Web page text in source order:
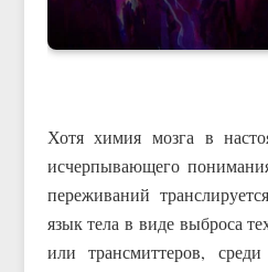
Хотя химия мозга в
исчерпывающего
переживаний
язык тела в виде выброса
или трансмиттеров,